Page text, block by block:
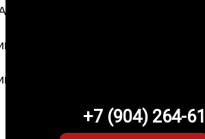
+7 (904) 264-